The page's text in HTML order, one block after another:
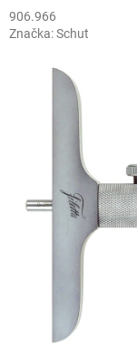
906.966
Značka:Schut